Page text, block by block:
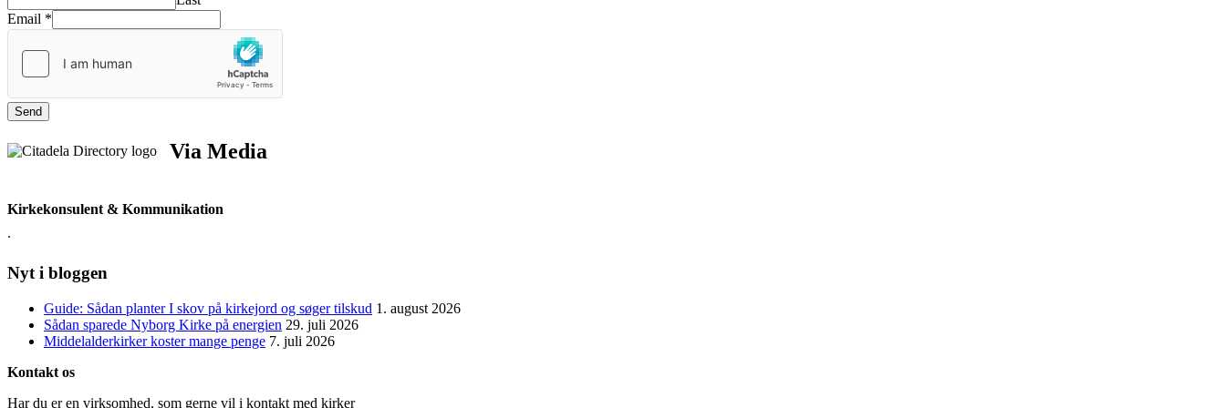
Email *
Send
Via Media
Kirkekonsulent & Kommunikation
.
Nyt i bloggen
Guide: Sådan planter I skov på kirkejord og søger tilskud 1. august 2026
Sådan sparede Nyborg Kirke på energien 29. juli 2026
Middelalderkirker koster mange penge 7. juli 2026
Kontakt os
Har du er en virksomhed, som gerne vil i kontakt med kirker